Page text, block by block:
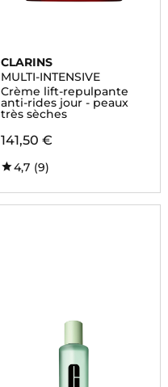
CLARINS
MULTI-INTENSIVE
Crème lift-repulpante
anti-rides jour - peaux
très sèches
141,50 €
4,7 (9)